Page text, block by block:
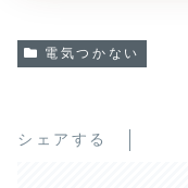
電気つかない
シェアする